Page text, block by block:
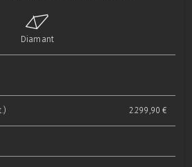
Diamant
2.299,90 €